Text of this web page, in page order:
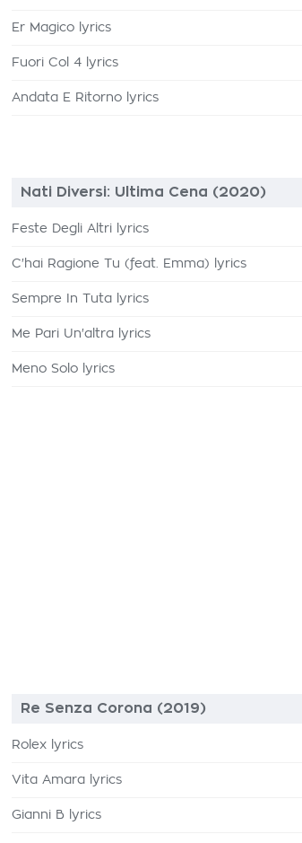
Er Magico lyrics
Fuori Col 4 lyrics
Andata E Ritorno lyrics
Nati Diversi: Ultima Cena (2020)
Feste Degli Altri lyrics
C'hai Ragione Tu (feat. Emma) lyrics
Sempre In Tuta lyrics
Me Pari Un'altra lyrics
Meno Solo lyrics
Re Senza Corona (2019)
Rolex lyrics
Vita Amara lyrics
Gianni B lyrics